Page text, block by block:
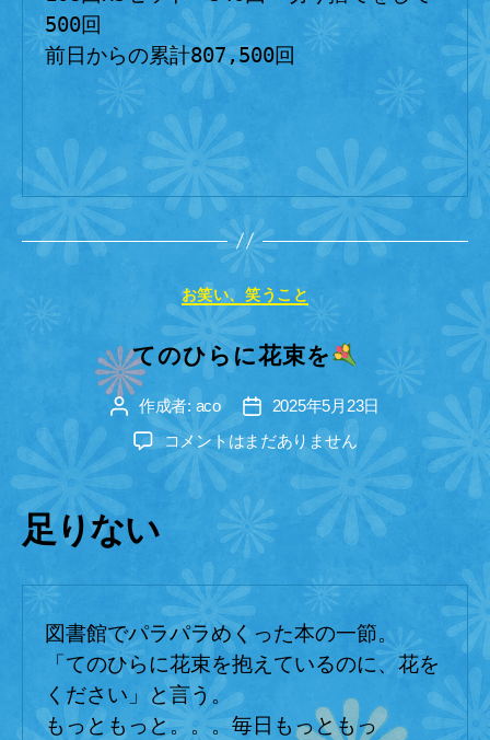
500回
前日からの累計807,500回
カ
テ
ゴ
ー
お笑い、笑うこと
てのひらに花束を
投
稿
者
作成者: aco
投
稿
2025年5月23日
て
の
ひ
束
を
へ
の
コメントはまだありません
足りない
図書館でパラパラめくった本の一節。
「てのひらに花束を抱えているのに、花を
ください」と言う。
もっともっと。。。毎日もっともっ